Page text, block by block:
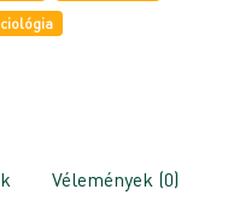
Vélemények (0)